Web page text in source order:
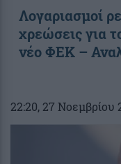
Λογαριασμοί
χρεώσεις για
νέο ΦΕΚ –
22:20, 27 Νοεμβρίου